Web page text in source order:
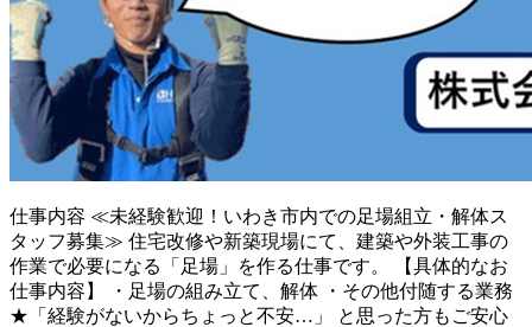
仕事内容 ≪未経験歓迎！いわき市内での足場組立・解体ス
タッフ募集≫ 住宅改修や新築現場にて、建築や外装工事の
作業で必要になる「足場」を作る仕事です。 【具体的なお
仕事内容】 ・足場の組み立て、解体 ・その他付随する業務
★「経験がないからちょっと不安…」 と思った方もご安心